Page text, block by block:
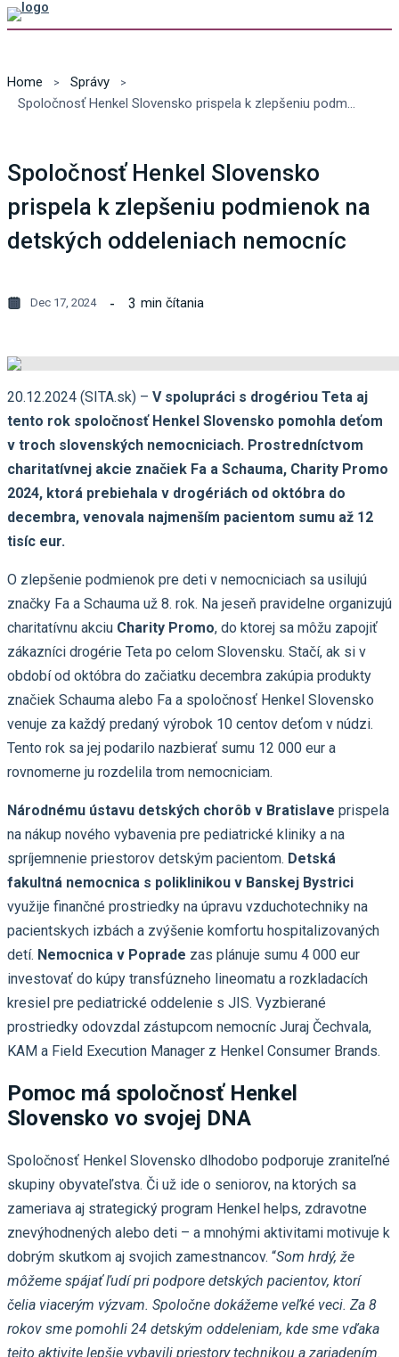
Home
Správy
Spoločnosť Henkel Slovensko prispela k zlepšeniu podmienok na detských oddeleniach nemocníc
Spoločnosť Henkel Slovensko
prispela k zlepšeniu podmienok na
detských oddeleniach nemocníc
Dec 17, 2024 3 min čítania
20.12.2024 (SITA.sk) – V spolupráci s drogériou Teta aj
tento rok spoločnosť Henkel Slovensko pomohla deťom
v troch slovenských nemocniciach. Prostredníctvom
charitatívnej akcie značiek Fa a Schauma, Charity Promo
2024, ktorá prebiehala v drogériách od októbra do
decembra, venovala najmenším pacientom sumu až 12
tisíc eur.
O zlepšenie podmienok pre deti v nemocniciach sa usilujú
značky Fa a Schauma už 8. rok. Na jeseň pravidelne organizujú
charitatívnu akciu Charity Promo, do ktorej sa môžu zapojiť
zákazníci drogérie Teta po celom Slovensku. Stačí, ak si v
období od októbra do začiatku decembra zakúpia produkty
značiek Schauma alebo Fa a spoločnosť Henkel Slovensko
venuje za každý predaný výrobok 10 centov deťom v núdzi.
Tento rok sa jej podarilo nazbierať sumu 12 000 eur a
rovnomerne ju rozdelila trom nemocniciam.
Národnému ústavu detských chorôb v Bratislave prispela
na nákup nového vybavenia pre pediatrické kliniky a na
spríjemnenie priestorov detským pacientom. Detská
fakultná nemocnica s poliklinikou v Banskej Bystrici
využije finančné prostriedky na úpravu vzduchotechniky na
pacientskych izbách a zvýšenie komfortu hospitalizovaných
detí. Nemocnica v Poprade zas plánuje sumu 4 000 eur
investovať do kúpy transfúzneho lineomatu a rozkladacích
kresiel pre pediatrické oddelenie s JIS. Vyzbierané
prostriedky odovzdal zástupcom nemocníc Juraj Čechvala,
KAM a Field Execution Manager z Henkel Consumer Brands.
Pomoc má spoločnosť Henkel
Slovensko vo svojej DNA
Spoločnosť Henkel Slovensko dlhodobo podporuje zraniteľné
skupiny obyvateľstva. Či už ide o seniorov, na ktorých sa
zameriava aj strategický program Henkel helps, zdravotne
znevýhodnených alebo deti – a mnohými aktivitami motivuje k
dobrým skutkom aj svojich zamestnancov. “Som hrdý, že
môžeme spájať ľudí pri podpore detských pacientov, ktorí
čelia viacerým výzvam. Spoločne dokážeme veľké veci. Za 8
rokov sme pomohli 24 detským oddeleniam, kde sme vďaka
tejto aktivite lepšie vybavili priestory technikou a zariadením.